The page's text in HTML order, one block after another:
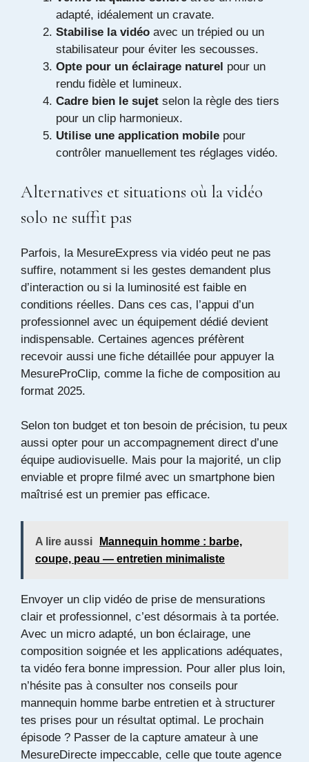
adapté, idéalement un cravate.
Stabilise la vidéo avec un trépied ou un
stabilisateur pour éviter les secousses.
Opte pour un éclairage naturel pour un
rendu fidèle et lumineux.
Cadre bien le sujet selon la règle des tiers
pour un clip harmonieux.
Utilise une application mobile pour
contrôler manuellement tes réglages vidéo.
Alternatives et situations où la vidéo
solo ne suffit pas
Parfois, la MesureExpress via vidéo peut ne pas
suffire, notamment si les gestes demandent plus
d’interaction ou si la luminosité est faible en
conditions réelles. Dans ces cas, l’appui d’un
professionnel avec un équipement dédié devient
indispensable. Certaines agences préfèrent
recevoir aussi une fiche détaillée pour appuyer la
MesureProClip, comme la fiche de composition au
format 2025.
Selon ton budget et ton besoin de précision, tu peux
aussi opter pour un accompagnement direct d’une
équipe audiovisuelle. Mais pour la majorité, un clip
enviable et propre filmé avec un smartphone bien
maîtrisé est un premier pas efficace.
A lire aussi
Mannequin homme : barbe,
coupe, peau — entretien minimaliste
Envoyer un clip vidéo de prise de mensurations
clair et professionnel, c’est désormais à ta portée.
Avec un micro adapté, un bon éclairage, une
composition soignée et les applications adéquates,
ta vidéo fera bonne impression. Pour aller plus loin,
n’hésite pas à consulter nos conseils pour
mannequin homme barbe entretien et à structurer
tes prises pour un résultat optimal. Le prochain
épisode ? Passer de la capture amateur à une
MesureDirecte impeccable, celle que toute agence